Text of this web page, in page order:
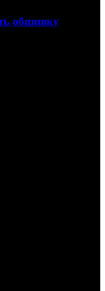
обшивку